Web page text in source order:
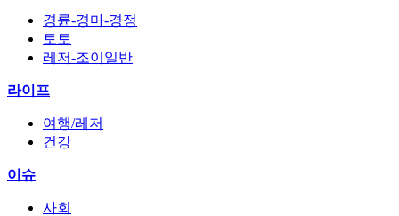
경륜-경마-경정
토토
레저-조이일반
라이프
여행/레저
건강
이슈
사회